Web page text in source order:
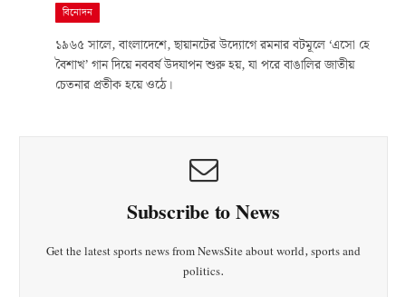
বিনোদন
১৯৬৫ সালে, বাংলাদেশে, ছায়ানটের উদ্যোগে রমনার বটমূলে ‘এসো হে
বৈশাখ’ গান দিয়ে নববর্ষ উদযাপন শুরু হয়, যা পরে বাঙালির জাতীয়
চেতনার প্রতীক হয়ে ওঠে।
Subscribe to News
Get the latest sports news from NewsSite about world, sports and
politics.